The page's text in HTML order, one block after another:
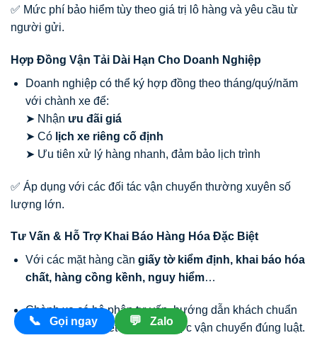
✅ Mức phí bảo hiểm tùy theo giá trị lô hàng và yêu cầu từ
người gửi.
Hợp Đồng Vận Tải Dài Hạn Cho Doanh Nghiệp
Doanh nghiệp có thể ký hợp đồng theo tháng/quý/năm
với chành xe để:
➤ Nhận ưu đãi giá
➤ Có lịch xe riêng cố định
➤ Ưu tiên xử lý hàng nhanh, đảm bảo lịch trình
✅ Áp dụng với các đối tác vận chuyển thường xuyên số
lượng lớn.
Tư Vấn & Hỗ Trợ Khai Báo Hàng Hóa Đặc Biệt
Với các mặt hàng cần giấy tờ kiểm định, khai báo hóa
chất, hàng cồng kềnh, nguy hiểm…
Chành xe có bộ phận tư vấn, hướng dẫn khách chuẩn
bị giấy tờ cần thiết để hàng được vận chuyển đúng luật.
📞 Gọi ngay 💬 Zalo